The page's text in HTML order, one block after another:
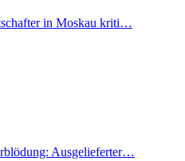
in Moskau kriti…
Ausgelieferter…